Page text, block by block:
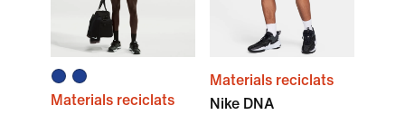
Materials reciclats
Materials reciclats
Nike DNA